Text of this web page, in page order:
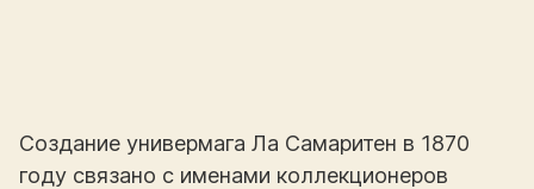
Создание универмага Ла Самаритен в 1870
году связано с именами коллекционеров